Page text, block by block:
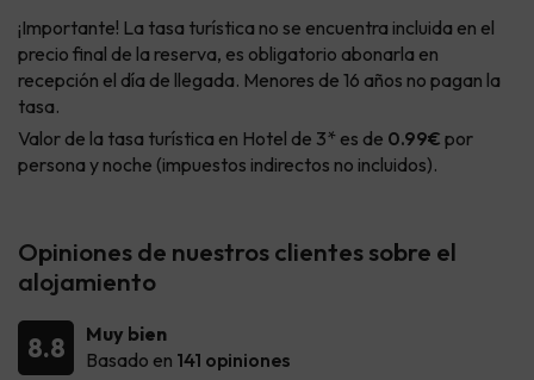
¡Importante! La tasa turística no se encuentra incluida en el
precio final de la reserva, es obligatorio abonarla en
recepción el día de llegada. Menores de 16 años no pagan la
tasa.
Valor de la tasa turística en Hotel de 3* es de 0.99€ por
persona y noche (impuestos indirectos no incluidos).
Opiniones de nuestros clientes sobre el
alojamiento
8.8
Muy bien
Basado en 141 opiniones